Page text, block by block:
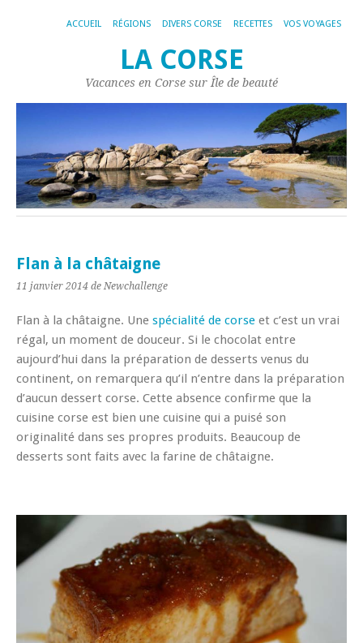
ACCUEIL RÉGIONS DIVERS CORSE RECETTES VOS VOYAGES
LA CORSE
Vacances en Corse sur Île de beauté
Flan à la châtaigne
11 janvier 2014 de Newchallenge
Flan à la châtaigne. Une spécialité de corse et c’est un vrai
régal, un moment de douceur. Si le chocolat entre
aujourd’hui dans la préparation de desserts venus du
continent, on remarquera qu’il n’entre dans la préparation
d’aucun dessert corse. Cette absence confirme que la
cuisine corse est bien une cuisine qui a puisé son
originalité dans ses propres produits. Beaucoup de
desserts sont faits avec la farine de châtaigne.